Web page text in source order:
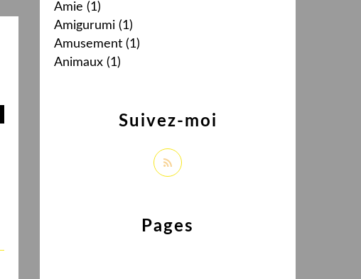
Amie (1)
Amigurumi (1)
Amusement (1)
Animaux (1)
Pages
Suivez-moi